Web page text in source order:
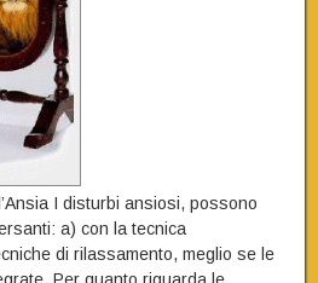
I disturbi ansiosi, possono
a) con la tecnica
di rilassamento, meglio se le